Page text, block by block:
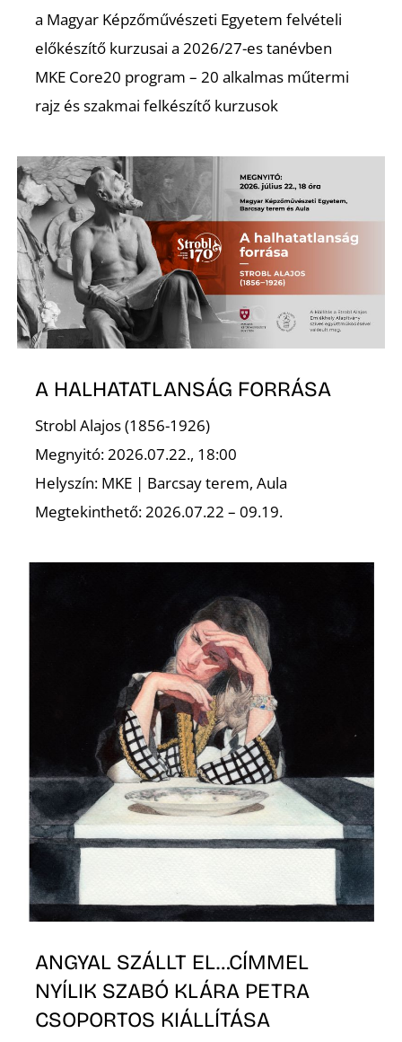
a Magyar Képzőművészeti Egyetem felvételi
előkészítő kurzusai a 2026/27-es tanévben
MKE Core20 program – 20 alkalmas műtermi
rajz és szakmai felkészítő kurzusok
A HALHATATLANSÁG FORRÁSA
Strobl Alajos (1856-1926)
Megnyitó: 2026.07.22., 18:00
Helyszín: MKE | Barcsay terem, Aula
Megtekinthető: 2026.07.22 – 09.19.
ANGYAL SZÁLLT EL…CÍMMEL
NYÍLIK SZABÓ KLÁRA PETRA
CSOPORTOS KIÁLLÍTÁSA